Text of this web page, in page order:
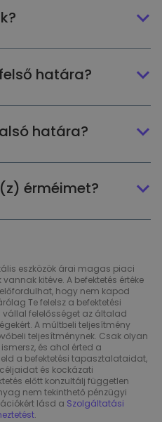
határa?
határa?
érméimet?
eszközök árai magas piaci
kitéve. A befektetés értéke
hogy nem kapod
Te felelsz a befektetési
vállal felelősséget az általad
A múltbeli teljesítmény
teljesítménynek. Csak olyan
és ahol érted a
a befektetési tapasztalataidat,
és kockázati
előtt konzultálj független
nem tekinthető pénzügyi
lásd a Szolgáltatási
.